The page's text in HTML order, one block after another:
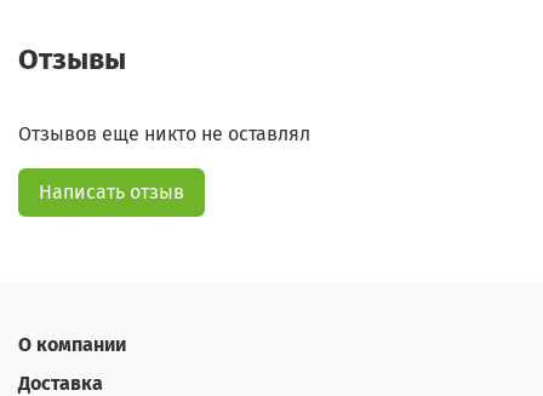
Отзывы
Отзывов еще никто не оставлял
Написать отзыв
О компании
Доставка